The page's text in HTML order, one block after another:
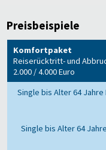
Preisbeispiele
Komfortpaket
Reiserücktritt- und
2.000 / 4.000 Euro